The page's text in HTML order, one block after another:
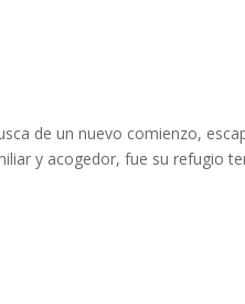
de un nuevo comienzo,
y acogedor, fue su refugio